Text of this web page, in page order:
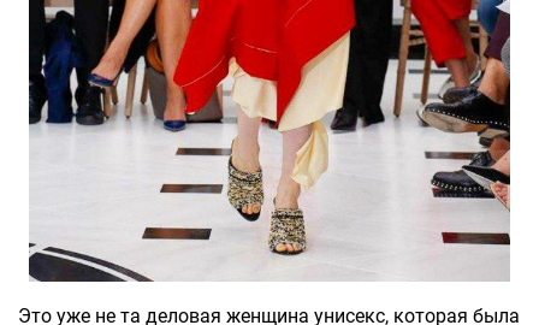
Это уже не та деловая женщина унисекс, которая была